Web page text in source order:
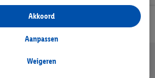
Veilig winkelen
het verzamelen en
of voor het tonen van
binnen en buiten de Lidl-diensten.
aankoopgedrag in de winkel ook voor de
Weigeren
Aanpassen
Akkoord